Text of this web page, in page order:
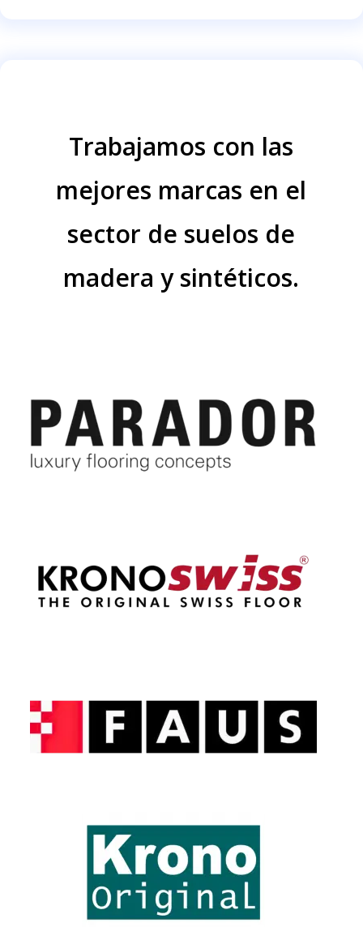
Trabajamos con las
mejores marcas en el
sector de suelos de
madera y sintéticos.